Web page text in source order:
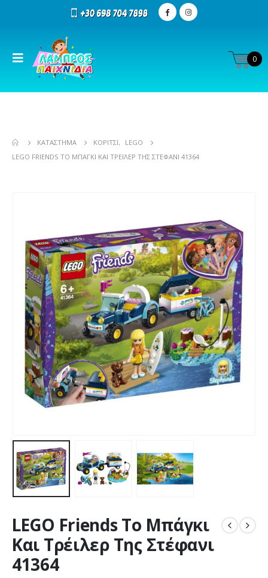
0
ΚΑΤΆΣΤΗΜΑ ΚΟΡΊΤΣΙ,
LEGO
LEGO FRIENDS ΤΟ ΜΠΆΓΚΙ ΚΑΙ ΤΡΈΙΛΕΡ ΤΗΣ ΣΤΈΦΑΝΙ 41364
LEGO Friends Το Μπάγκι
Και Τρέιλερ Της Στέφανι
41364